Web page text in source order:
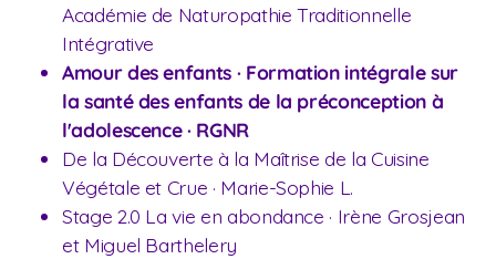
Académie de Naturopathie Traditionnelle
Intégrative
Amour des enfants · Formation intégrale sur
la santé des enfants de la préconception à
l'adolescence · RGNR
De la Découverte à la Maîtrise de la Cuisine
Végétale et Crue · Marie-Sophie L.
Stage 2.0 La vie en abondance · Irène Grosjean
et Miguel Barthelery